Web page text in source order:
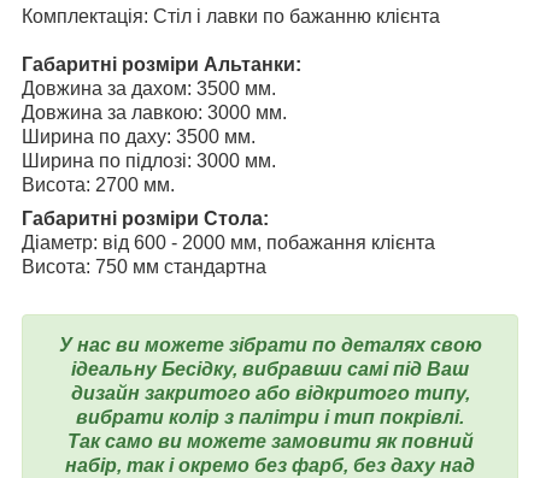
Комплектація: Стіл і лавки по бажанню клієнта
Габаритні розміри Альтанки:
Довжина за дахом: 3500 мм.
Довжина за лавкою: 3000 мм.
Ширина по даху: 3500 мм.
Ширина по підлозі: 3000 мм.
Висота: 2700 мм.
Габаритні розміри Стола:
Діаметр: від 600 - 2000 мм, побажання клієнта
Висота: 750 мм стандартна
У нас ви можете зібрати по деталях свою
ідеальну Бесідку, вибравши самі під Ваш
дизайн закритого або відкритого типу,
вибрати колір з палітри і тип покрівлі.
Так само ви можете замовити як повний
набір, так і окремо без фарб, без даху над